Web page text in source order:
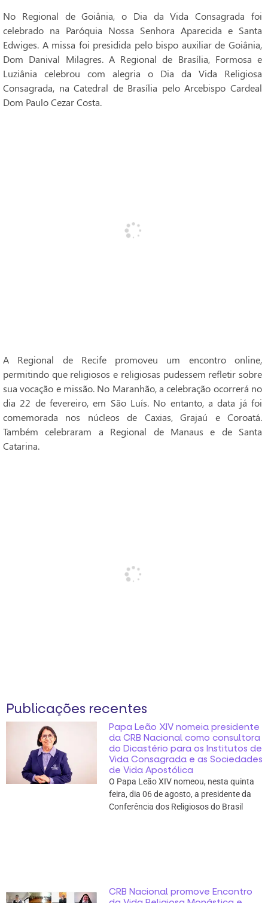
No Regional de Goiânia, o Dia da Vida Consagrada foi
celebrado na Paróquia Nossa Senhora Aparecida e Santa
Edwiges. A missa foi presidida pelo bispo auxiliar de Goiânia,
Dom Danival Milagres. A Regional de Brasília, Formosa e
Luziânia celebrou com alegria o Dia da Vida Religiosa
Consagrada, na Catedral de Brasília pelo Arcebispo Cardeal
Dom Paulo Cezar Costa.
A Regional de Recife promoveu um encontro online,
permitindo que religiosos e religiosas pudessem refletir sobre
sua vocação e missão. No Maranhão, a celebração ocorrerá no
dia 22 de fevereiro, em São Luís. No entanto, a data já foi
comemorada nos núcleos de Caxias, Grajaú e Coroatá.
Também celebraram a Regional de Manaus e de Santa
Catarina.
Publicações recentes
Papa Leão XIV nomeia presidente
da CRB Nacional como consultora
do Dicastério para os Institutos de
Vida Consagrada e as Sociedades
de Vida Apostólica
O Papa Leão XIV nomeou, nesta quinta
feira, dia 06 de agosto, a presidente da
Conferência dos Religiosos do Brasil
CRB Nacional promove Encontro